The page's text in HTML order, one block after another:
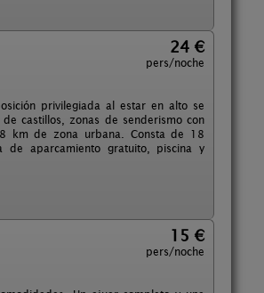
24 €
pers/noche
privilegiada al estar en alto se
castillos, zonas de senderismo con
km de zona urbana. Consta de 18
de aparcamiento gratuito, piscina y
15 €
pers/noche